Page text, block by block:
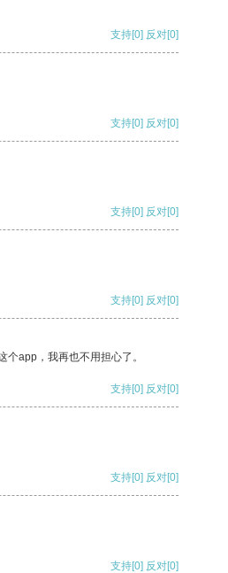
支持[0] 反对[0]
支持[0] 反对[0]
支持[0] 反对[0]
支持[0] 反对[0]
app，我再也不用担心了。
支持[0] 反对[0]
支持[0] 反对[0]
支持[0] 反对[0]